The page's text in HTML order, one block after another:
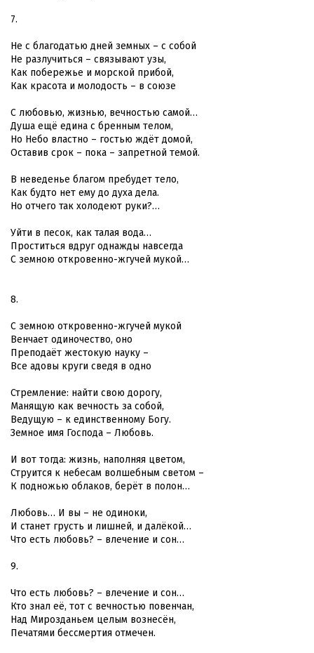
7.
Не с благодатью дней земных – с собой
Не разлучиться – связывают узы,
Как побережье и морской прибой,
Как красота и молодость – в союзе
С любовью, жизнью, вечностью самой…
Душа ещё едина с бренным телом,
Но Небо властно – гостью ждёт домой,
Оставив срок – пока – запретной темой.
В неведенье благом пребудет тело,
Как будто нет ему до духа дела.
Но отчего так холодеют руки?…
Уйти в песок, как талая вода…
Проститься вдруг однажды навсегда
С земною откровенно-жгучей мукой…
8.
С земною откровенно-жгучей мукой
Венчает одиночество, оно
Преподаёт жестокую науку –
Все адовы круги сведя в одно
Стремление: найти свою дорогу,
Манящую как вечность за собой,
Ведущую – к единственному Богу.
Земное имя Господа – Любовь.
И вот тогда: жизнь, наполняя цветом,
Струится к небесам волшебным светом –
К подножью облаков, берёт в полон…
Любовь… И вы – не одиноки,
И станет грусть и лишней, и далёкой…
Что есть любовь? – влечение и сон…
9.
Что есть любовь? – влечение и сон…
Кто знал её, тот с вечностью повенчан,
Над Мирозданьем целым вознесён,
Печатями бессмертия отмечен.